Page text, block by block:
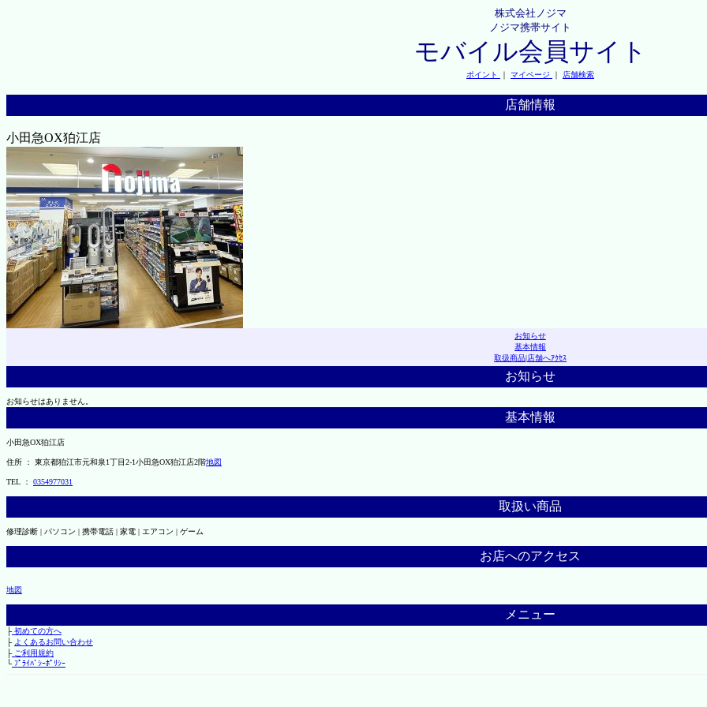
株式会社ノジマ
ノジマ携帯サイト
モバイル会員サイト
ポイント ｜ マイページ ｜ 店舗検索
店舗情報
小田急OX狛江店
お知らせ
基本情報
取扱商品|店舗へｱｸｾｽ
お知らせ
お知らせはありません。
基本情報
小田急OX狛江店
住所 ： 東京都狛江市元和泉1丁目2-1小田急OX狛江店2階地図
TEL ： 0354977031
取扱い商品
修理診断 | パソコン | 携帯電話 | 家電 | エアコン | ゲーム
お店へのアクセス
地図
メニュー
├初めての方へ
├ よくあるお問い合わせ
├ご利用規約
└ﾌﾟﾗｲﾊﾞｼｰﾎﾟﾘｼｰ